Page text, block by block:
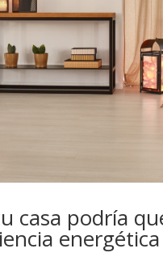
casa podría